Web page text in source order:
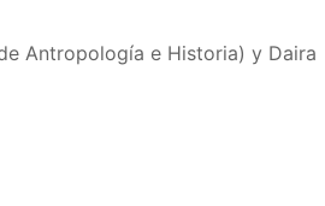
Antropología e Historia) y Daira